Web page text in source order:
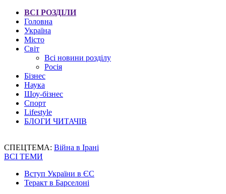
ВСІ РОЗДІЛИ
Головна
Україна
Місто
Світ
Всі новини розділу
Росія
Бізнес
Наука
Шоу-бізнес
Спорт
Lifestyle
БЛОГИ ЧИТАЧІВ
СПЕЦТЕМА: Війна в Ірані
ВСІ ТЕМИ
Вступ України в ЄС
Теракт в Барселоні